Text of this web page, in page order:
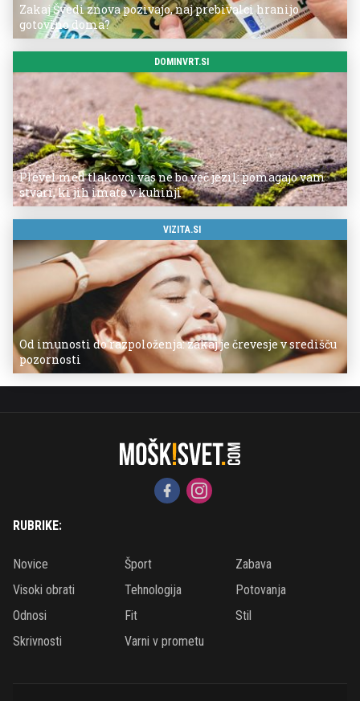
Zakaj Švedi znova pozivajo, naj prebivalci hranijo
gotovino doma?
DOMINVRT.SI
Plevel med tlakovci vas ne bo več jezil: pomagajo vam
stvari, ki jih imate v kuhinji
VIZITA.SI
Od imunosti do razpoloženja: zakaj je črevesje v središču
pozornosti
RUBRIKE:
Novice Šport
Zabava
Visoki obrati
Tehnologija
Potovanja
Odnosi
Fit
Stil
Skrivnosti
Varni v prometu